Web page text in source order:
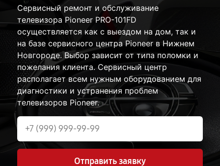
Сервисный ремонт и обслуживание
телевизора Pioneer PRO-101FD
осуществляется как с выездом на дом, так и
на базе сервисного центра Pioneer в Нижнем
Новгороде. Выбор зависит от типа поломки и
пожелания клиента. Сервисный центр
располагает всем нужным оборудованием для
диагностики и устранения проблем
телевизоров Pioneer.
Отправить заявку